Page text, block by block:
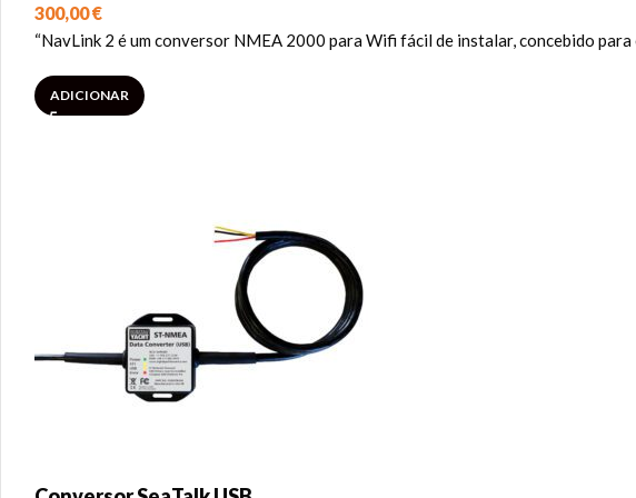
300,00€
“NavLink 2 é um conversor NMEA 2000 para Wifi fácil de instalar, concebido
ADICIONAR